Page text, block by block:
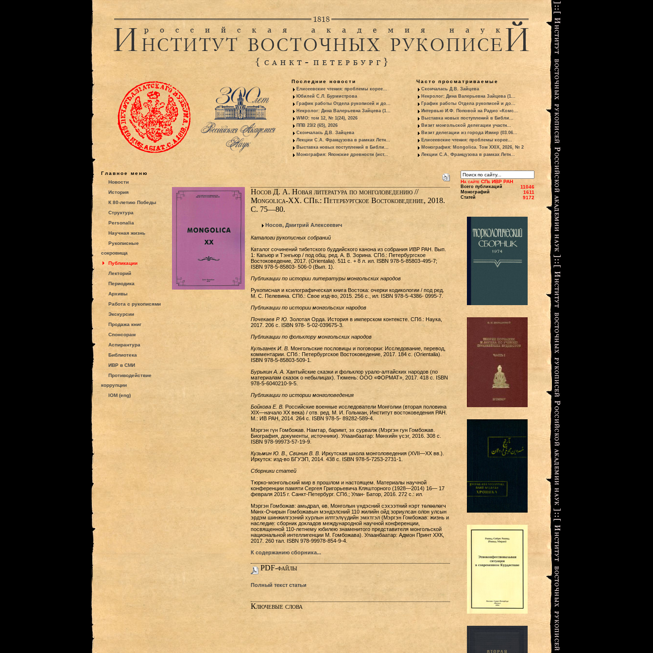
Последние новости
Елисеевские чтения: проблемы корее...
Юбилей С.Л. Бурмистрова
График работы Отдела рукописей и до...
Некролог: Дина Валерьевна Зайцева (1...
WMO: том 12, № 1(24), 2026
ППВ 23/2 (65), 2026
Скончалась Д.В. Зайцева
Лекции С.А. Французова в рамках Летн...
Выставка новых поступлений в Библи...
Монография: Японские древности (ист...
Часто просматриваемые
Скончалась Д.В. Зайцева
Некролог: Дина Валерьевна Зайцева (1...
График работы Отдела рукописей и до...
Интервью И.Ф. Поповой на Радио «Комс...
Выставка новых поступлений в Библи...
Визит монгольской делегации участн...
Визит делегации из города Измир (03.06...
Елисеевские чтения: проблемы корее...
Монография: Mongolica. Том XXIX, 2026, № 2
Лекции С.А. Французова в рамках Летн...
Главное меню
Новости
История
К 80-летию Победы
Структура
Personalia
Научная жизнь
Рукописные
сокровища
Публикации
Лекторий
Периодика
Архивы
Работа с рукописями
Экскурсии
Продажа книг
Спонсорам
Аспирантура
Библиотека
ИВР в СМИ
Противодействие
коррупции
IOM (eng)
Носов Д. А. Новая литература по монголоведению //
Mongolica-XX. СПб.: Петербургское Востоковедение, 2018.
С. 75—80.
Носов, Дмитрий Алексеевич
Каталоги рукописных собраний
Каталог сочинений тибетского буддийского канона из собрания ИВР РАН. Вып.
1: Кагьюр и Тэнгьюр / под общ. ред. А. В. Зорина. СПб.: Петербургское
Востоковедение, 2017. (Orientalia). 511 c. + 8 л. ил. ISBN 978-5-85803-495-7;
ISBN 978-5-85803- 506-0 (Вып. 1).
Публикации по истории литературы монгольских народов
Рукописная и ксилографическая книга Востока: очерки кодикологии / под ред.
М. С. Пелевина. СПб.: Свое изд-во, 2015. 256 с., ил. ISBN 978-5-4386- 0995-7.
Публикации по истории монгольских народов
Почекаев Р. Ю. Золотая Орда. История в имперском контексте. СПб.: Наука,
2017. 206 с. ISBN 978- 5-02-039675-3.
Публикации по фольклору монгольских народов
Кульганек И. В. Монгольские пословицы и поговорки: Исследование, перевод,
комментарии. СПб.: Петербургское Востоковедение, 2017. 184 с. (Orientalia).
ISBN 978-5-85803-509-1.
Бурыкин А. А. Хантыйские сказки и фольклор урало-алтайских народов (по
материалам сказок о небылицах). Тюмень: ООО «ФОРМАТ», 2017. 418 с. ISBN
978-5-6040210-9-5.
Публикации по истории монголоведения
Бойкова Е. В. Российские военные исследователи Монголии (вторая половина
XIX—начало XX века) / отв. ред. М. И. Гольман, Институт востоковедения РАН.
М.: ИВ РАН, 2014. 264 с. ISBN 978-5- 89282-589-4.
Мэргэн гүн Гомбожав. Намтар, баримт, эх сурвалж (Мэргэн гун Гомбожав.
Биография, документы, источники). Улаанбаатар: Мөнхийн үсэг, 2016. 308 с.
ISBN 978-99973-57-19-9.
Кузьмин Ю. В., Свинин В. В. Иркутская школа монголоведения (XVII—XX вв.).
Иркутск: изд-во БГУЭП, 2014. 438 с. ISBN 978-5-7253-2731-1.
Сборники статей
Тюрко-монгольский мир в прошлом и настоящем. Материалы научной
конференции памяти Сергея Григорьевича Кляшторного (1928—2014) 16— 17
февраля 2015 г. Санкт-Петербург. СПб.; Улан- Батор, 2016. 272 с.: ил.
Мэргэн Гомбожав: амьдрал, өв. Монголын үндэсний сэхээтний нэрт төлөөлөгч
Мөнх-Очирын Гомбожавын мэндэлсний 110 жилийн ойд зориулсан олон улсын
эрдэм шинжилгээний хурлын илтгэлүүдийн эмхтгэл (Мэргэн Гомбожав: жизнь и
наследие: сборник докладов международной научной конференции,
посвященной 110-летнему юбилею знаменитого представителя монгольской
национальной интеллигенции М. Гомбожава). Улаанбаатар: Адмон Принт ХХК,
2017. 260 тал. ISBN 978-99978-854-9-4.
К содержанию сборника...
PDF-файлы
Полный текст статьи
Ключевые слова
На сайте СПб ИВР РАН
Всего публикаций 11046
Монографий 1611
Статей 9172